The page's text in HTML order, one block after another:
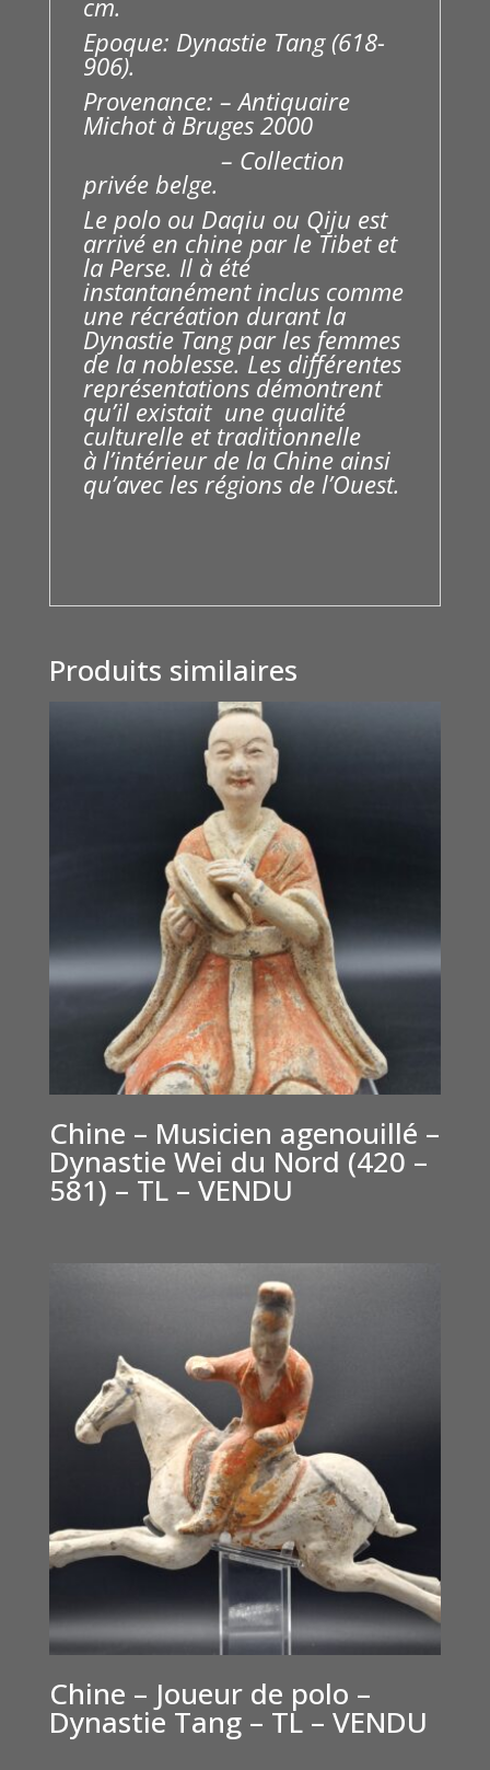
cm.
Epoque: Dynastie Tang (618-
906).
Provenance: – Antiquaire
Michot à Bruges 2000
– Collection
privée belge.
Le polo ou Daqiu ou Qiju est
arrivé en chine par le Tibet et
la Perse. Il à été
instantanément inclus comme
une récréation durant la
Dynastie Tang par les femmes
de la noblesse. Les différentes
représentations démontrent
qu’il existait une qualité
culturelle et traditionnelle
à l’intérieur de la Chine ainsi
qu’avec les régions de l’Ouest.
Produits similaires
Chine – Musicien agenouillé –
Dynastie Wei du Nord (420 –
581) – TL – VENDU
Chine – Joueur de polo –
Dynastie Tang – TL – VENDU